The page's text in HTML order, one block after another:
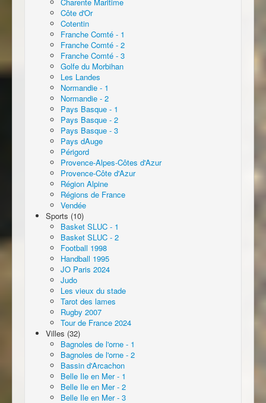
Charente Maritime
Côte d'Or
Cotentin
Franche Comté - 1
Franche Comté - 2
Franche Comté - 3
Golfe du Morbihan
Les Landes
Normandie - 1
Normandie - 2
Pays Basque - 1
Pays Basque - 2
Pays Basque - 3
Pays dAuge
Périgord
Provence-Alpes-Côtes d'Azur
Provence-Côte d'Azur
Région Alpine
Régions de France
Vendée
Sports (10)
Basket SLUC - 1
Basket SLUC - 2
Football 1998
Handball 1995
JO Paris 2024
Judo
Les vieux du stade
Tarot des lames
Rugby 2007
Tour de France 2024
Villes (32)
Bagnoles de l'orne - 1
Bagnoles de l'orne - 2
Bassin d'Arcachon
Belle Ile en Mer - 1
Belle Ile en Mer - 2
Belle Ile en Mer - 3